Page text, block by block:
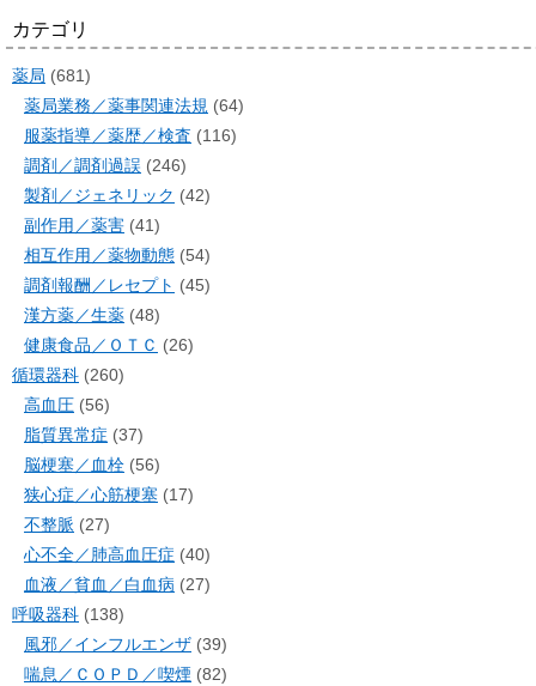
カテゴリ
薬局 (681)
薬局業務／薬事関連法規 (64)
服薬指導／薬歴／検査 (116)
調剤／調剤過誤 (246)
製剤／ジェネリック (42)
副作用／薬害 (41)
相互作用／薬物動態 (54)
調剤報酬／レセプト (45)
漢方薬／生薬 (48)
健康食品／ＯＴＣ (26)
循環器科 (260)
高血圧 (56)
脂質異常症 (37)
脳梗塞／血栓 (56)
狭心症／心筋梗塞 (17)
不整脈 (27)
心不全／肺高血圧症 (40)
血液／貧血／白血病 (27)
呼吸器科 (138)
風邪／インフルエンザ (39)
喘息／ＣＯＰＤ／喫煙 (82)